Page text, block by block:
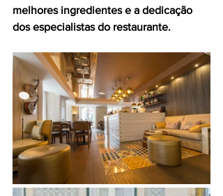
melhores ingredientes e a dedicação
dos especialistas do restaurante.